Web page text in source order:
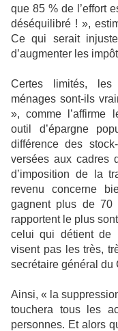
que 85 % de l’effort
déséquilibré ! »,
Ce qui serait
d’augmenter les
Certes limités, les
ménages sont-ils
», comme l’affirme
outil d’épargne
différence des
versées aux cadres
d’imposition de la
revenu concerne
gagnent plus de
rapportent le plus
celui qui détient de
visent pas les très,
secrétaire général du
Ainsi, « la
touchera tous les
personnes. Et alors